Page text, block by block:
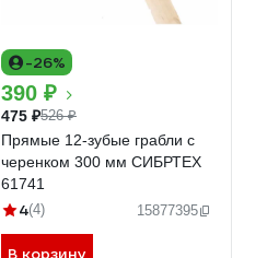
-26%
390 ₽
475 ₽526 ₽
Прямые 12-зубые грабли с
черенком 300 мм СИБРТЕХ
61741
4(4) 15877395
В корзину